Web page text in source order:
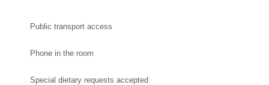
Public transport access
Phone in the room
Special dietary requests accepted